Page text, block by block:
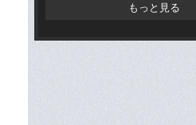
もっと見る